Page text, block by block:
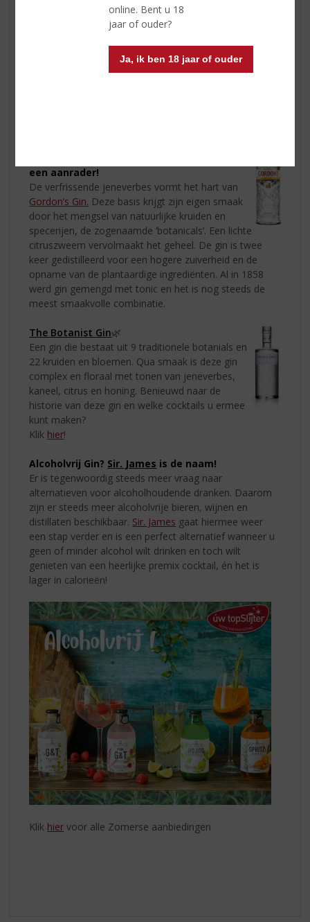
online. Bent u 18
jaar of ouder?
Ja, ik ben 18 jaar of ouder
een aanrader!
De verfrissende jeneverbes vormt het hart van
Gordon’s Gin. Deze basis krijgt zijn eigen smaak
door het mengsel van natuurlijke kruiden en
specerijen, de zogenaamde ‘botanicals’. Een lichte
citruszweem vervolmaakt het geheel. De gin is twee
keer gedistilleerd voor een hogere zuiverheid en de
opname van de plantaardige ingrediënten. Al in 1858
werd gin gemengd met tonic en het is nog steeds de
meest smaakvolle combinatie.
The Botanist Gin🌿
Een gin die bestaat uit 9 traditionele botanials en
22 kruiden en bloemen. Qua smaak is deze gin
complex en floraal met tonen van jeneverbes,
kaneel, citrus en honing. Benieuwd naar de
historie van deze gin en welke cocktails u ermee
kunt maken?
Klik hier!
Alcoholvrij Gin? Sir. James is de naam!
Er is tegenwoordig steeds meer vraag naar
alternatieven voor alcoholhoudende dranken. Daarom
zijn er steeds meer alcoholvrije bieren, wijnen en
distillaten beschikbaar. Sir. James gaat hiermee weer
een stap verder en is een perfect alternatief wanneer u
geen of minder alcohol wilt drinken en toch wilt
genieten van een heerlijke premix cocktail, én het is
lager in calorieën!
Klik hier voor alle Zomerse aanbiedingen